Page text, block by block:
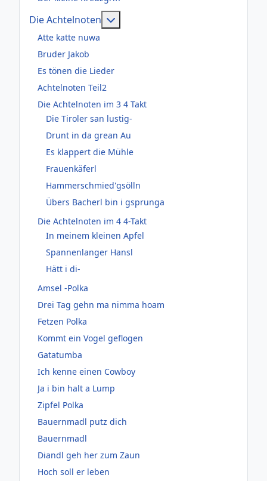
Die Achtelnoten
Atte katte nuwa
Bruder Jakob
Es tönen die Lieder
Achtelnoten Teil2
Die Achtelnoten im 3 4 Takt
Die Tiroler san lustig-
Drunt in da grean Au
Es klappert die Mühle
Frauenkäferl
Hammerschmied'gsölln
Übers Bacherl bin i gsprunga
Die Achtelnoten im 4 4-Takt
In meinem kleinen Apfel
Spannenlanger Hansl
Hätt i di-
Amsel -Polka
Drei Tag gehn ma nimma hoam
Fetzen Polka
Kommt ein Vogel geflogen
Gatatumba
Ich kenne einen Cowboy
Ja i bin halt a Lump
Zipfel Polka
Bauernmadl putz dich
Bauernmadl
Diandl geh her zum Zaun
Hoch soll er leben